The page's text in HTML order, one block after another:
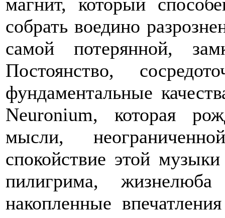
собрать воедино
самой потерянной,
Постоянство,
фундаментальные
Neuronium, которая
мысли,
спокойствие этой
пилигрима,
накопленные